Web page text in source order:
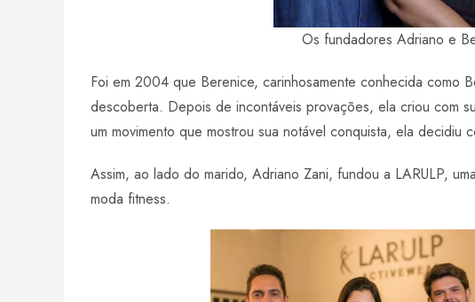
Os fundadores Adriano e
Foi em 2004 que Berenice, carinhosamente conhecida como
descoberta. Depois de incontáveis ​​provações, ela criou com
um movimento que mostrou sua notável conquista, ela decidiu
Assim, ao lado do marido, Adriano Zani, fundou a LARULP,
moda fitness.